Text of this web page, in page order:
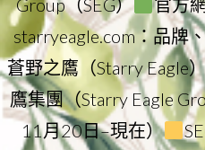
Group（SEG）
官方
starryeagle.com：品牌
蒼野之鷹（Starry Eagle
鷹集團（Starry Eagle
11月20日–現在）